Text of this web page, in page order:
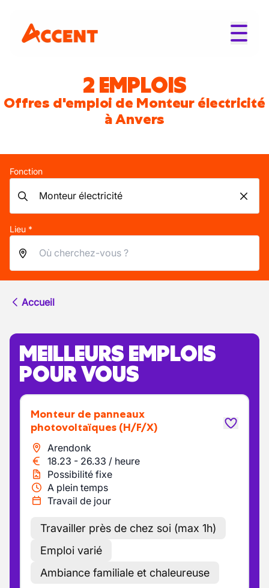
2 EMPLOIS
Offres d'emploi de Monteur électricité
à Anvers
Fonction
Lieu *
Accueil
MEILLEURS EMPLOIS
POUR VOUS
Monteur de panneaux
photovoltaïques (H/F/X)
Arendonk
18.23 - 26.33 / heure
Possibilité fixe
A plein temps
Travail de jour
Travailler près de chez soi (max 1h)
Emploi varié
Ambiance familiale et chaleureuse